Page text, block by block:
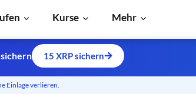
Kurse Mehr
15 XRP sichern
Einlage verlieren.